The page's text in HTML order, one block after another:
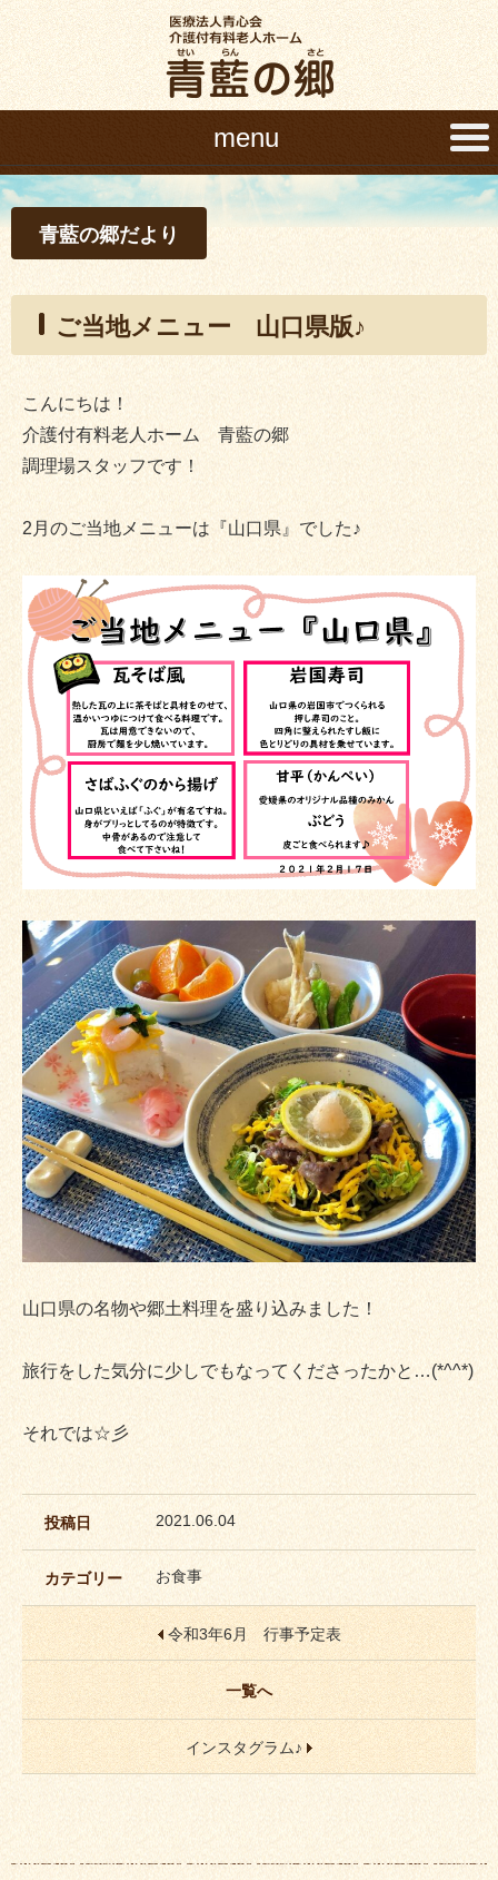
menu
青藍の郷だより
ご当地メニュー 山口県版♪
こんにちは！
介護付有料老人ホーム 青藍の郷
調理場スタッフです！
2月のご当地メニューは『山口県』でした♪
山口県の名物や郷土料理を盛り込みました！
旅行をした気分に少しでもなってくださったかと…(*^^*)
それでは☆彡
投稿日 2021.06.04
カテゴリー お食事
令和3年6月 行事予定表
一覧へ
インスタグラム♪